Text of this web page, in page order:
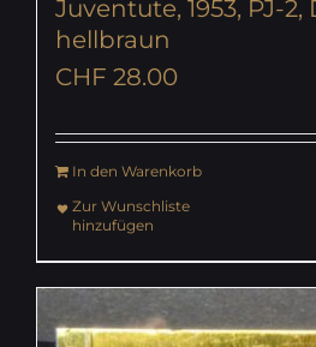
Juventute, 1953, PJ-2,
hellbraun
CHF 28.00
In den Warenkorb
Zur Wunschliste
hinzufügen